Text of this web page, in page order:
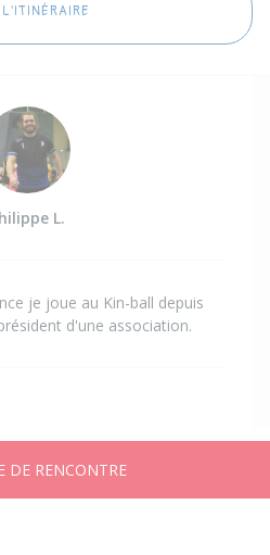
L.
je joue au Kin-ball depuis
d'une association.
DE RENCONTRE
Messages Publier